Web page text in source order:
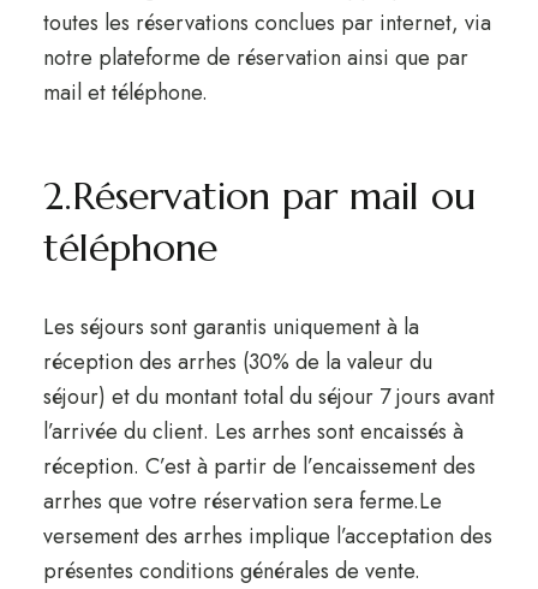
toutes les réservations conclues par internet, via
notre plateforme de réservation ainsi que par
mail et téléphone.
2.Réservation par mail ou
téléphone
Les séjours sont garantis uniquement à la
réception des arrhes (30% de la valeur du
séjour) et du montant total du séjour 7 jours avant
l’arrivée du client. Les arrhes sont encaissés à
réception. C’est à partir de l’encaissement des
arrhes que votre réservation sera ferme.Le
versement des arrhes implique l’acceptation des
présentes conditions générales de vente.